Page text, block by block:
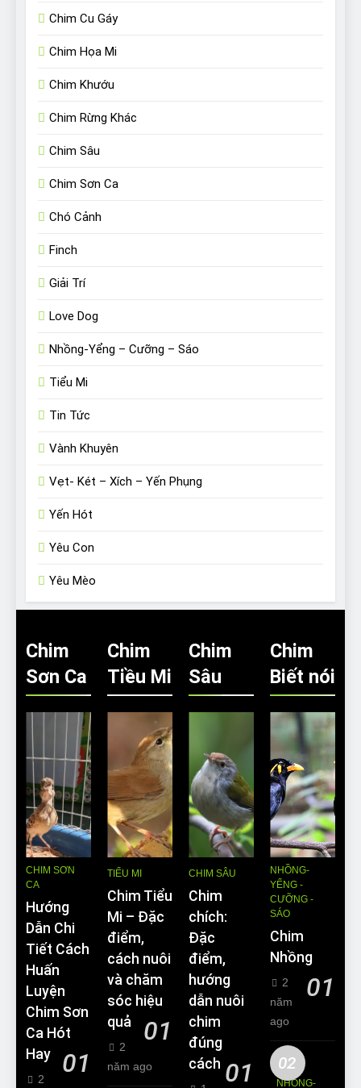
Chim Cu Gáy
Chim Họa Mi
Chim Khướu
Chim Rừng Khác
Chim Sâu
Chim Sơn Ca
Chó Cảnh
Finch
Giải Trí
Love Dog
Nhồng-Yểng – Cưỡng – Sáo
Tiểu Mi
Tin Tức
Vành Khuyên
Vẹt- Két – Xích – Yến Phụng
Yến Hót
Yêu Con
Yêu Mèo
Chim
Sơn Ca
CHIM SƠN
CA
Hướng
Dẫn Chi
Tiết Cách
Huấn
Luyện
Chim Sơn
Ca Hót
Hay
01
2
Chim
Tiều Mi
TIỂU MI
Chim Tiểu
Mi – Đặc
điểm,
cách nuôi
và chăm
sóc hiệu
quả
01
2
năm ago
Chim
Sâu
CHIM SÂU
Chim
chích:
Đặc
điểm,
hướng
dẫn nuôi
chim
đúng
cách 01
Chim
Biết nói
NHỒNG-
YỂNG -
CƯỠNG -
SÁO
Chim
Nhồng
01
2
năm
ago
02
NHỒNG-